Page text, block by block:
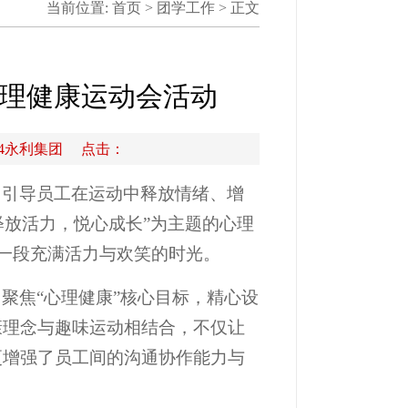
当前位置: 首页 > 团学工作 > 正文
健康运动会活动
永利集团 点击：
导员工在运动中释放情绪、增
活力，悦心成长”为主题的心理
充满活力与欢笑的时光。
焦“心理健康”核心目标，精心设
念与趣味运动相结合，不仅让
强了员工间的沟通协作能力与